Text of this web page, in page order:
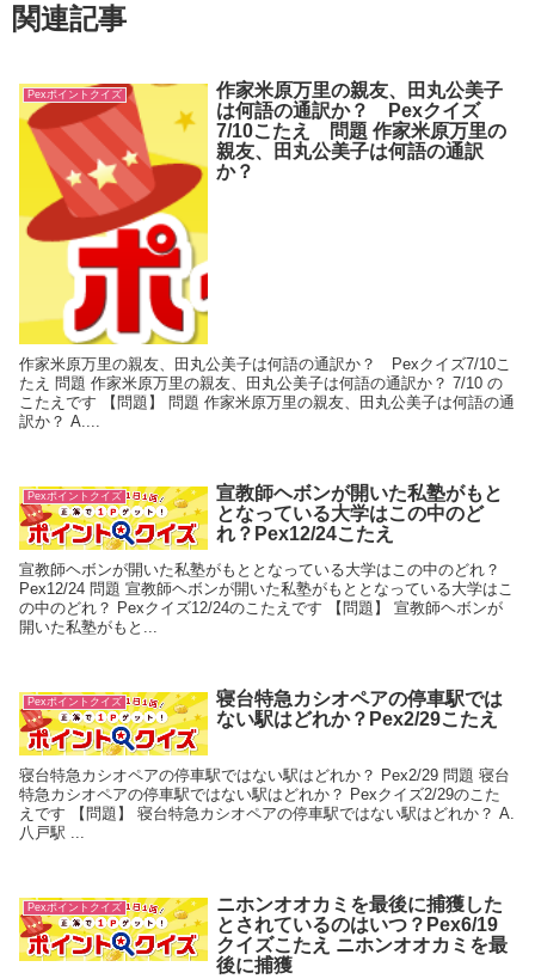
関連記事
Pexポイントクイズ
作家米原万里の親友、田丸公美子
は何語の通訳か？ Pexクイズ
7/10こたえ 問題 作家米原万里の
親友、田丸公美子は何語の通訳
か？
作家米原万里の親友、田丸公美子は何語の通訳か？ Pexクイズ7/10こ
たえ 問題 作家米原万里の親友、田丸公美子は何語の通訳か？ 7/10 の
こたえです 【問題】 問題 作家米原万里の親友、田丸公美子は何語の通
訳か？ A....
Pexポイントクイズ
宣教師ヘボンが開いた私塾がもと
となっている大学はこの中のど
れ？Pex12/24こたえ
宣教師ヘボンが開いた私塾がもととなっている大学はこの中のどれ？
Pex12/24 問題 宣教師ヘボンが開いた私塾がもととなっている大学はこ
の中のどれ？ Pexクイズ12/24のこたえです 【問題】 宣教師ヘボンが
開いた私塾がもと...
Pexポイントクイズ
寝台特急カシオペアの停車駅では
ない駅はどれか？Pex2/29こたえ
寝台特急カシオペアの停車駅ではない駅はどれか？ Pex2/29 問題 寝台
特急カシオペアの停車駅ではない駅はどれか？ Pexクイズ2/29のこた
えです 【問題】 寝台特急カシオペアの停車駅ではない駅はどれか？ A.
八戸駅 ...
Pexポイントクイズ
ニホンオオカミを最後に捕獲した
とされているのはいつ？Pex6/19
クイズこたえ ニホンオオカミを最
後に捕獲